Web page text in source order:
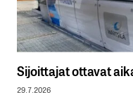
Sijoittajat ottavat
29.7.2026